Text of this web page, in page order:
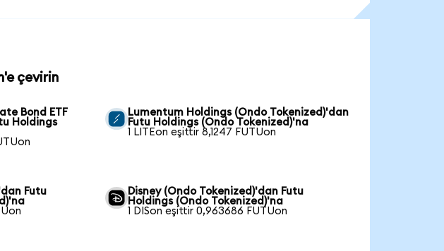
çevirin
Bond ETF
Holdings
Lumentum Holdings (Ondo Tokenized)'dan
Futu Holdings (Ondo Tokenized)'na
1 LITEon eşittir 8,1247 FUTUon
Futu
Disney (Ondo Tokenized)'dan Futu
Holdings (Ondo Tokenized)'na
1 DISon eşittir 0,963686 FUTUon